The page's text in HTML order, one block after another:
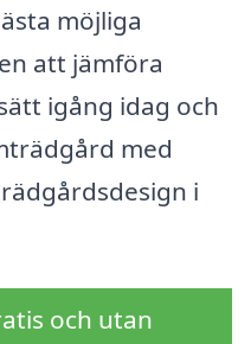
möjliga
att jämföra
igång idag och
med
i
och utan